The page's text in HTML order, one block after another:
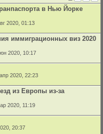
в Нью Йорке
2020, 01:13
иммиграционных виз 2020
2020, 10:17
2020, 22:23
из Европы из-за
2020, 11:19
20:37